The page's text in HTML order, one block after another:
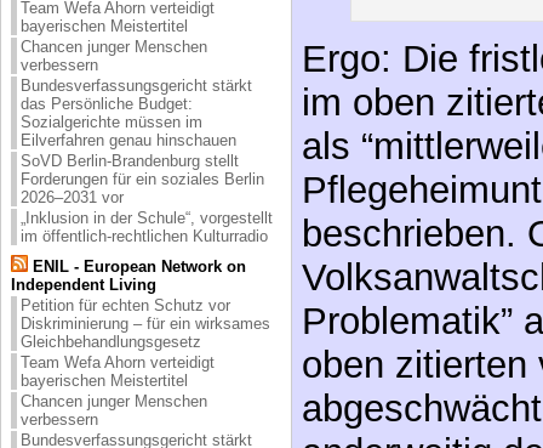
Team Wefa Ahorn verteidigt
bayerischen Meistertitel
Chancen junger Menschen
verbessern
Bundesverfassungsgericht stärkt
das Persönliche Budget:
Sozialgerichte müssen im
Eilverfahren genau hinschauen
SoVD Berlin-Brandenburg stellt
Forderungen für ein soziales Berlin
2026–2031 vor
„Inklusion in der Schule“, vorgestellt
im öffentlich-rechtlichen Kulturradio
ENIL - European Network on
Independent Living
Petition für echten Schutz vor
Diskriminierung – für ein wirksames
Gleichbehandlungsgesetz
Team Wefa Ahorn verteidigt
bayerischen Meistertitel
Chancen junger Menschen
verbessern
Bundesverfassungsgericht stärkt
Ergo: Die
im oben
als
beschrieben.
Problematik”
oben zitierten